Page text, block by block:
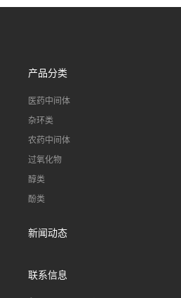
产品分类
医药中间体
杂环类
农药中间体
过氧化物
醇类
酚类
新闻动态
联系信息